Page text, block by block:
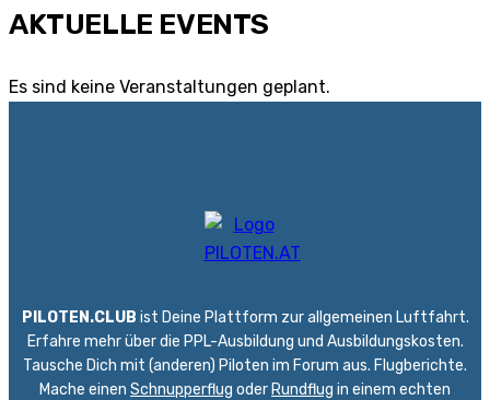
AKTUELLE EVENTS
Es sind keine Veranstaltungen geplant.
PILOTEN.CLUB ist Deine Plattform zur allgemeinen Luftfahrt.
Erfahre mehr über die PPL-Ausbildung und Ausbildungskosten.
Tausche Dich mit (anderen) Piloten im Forum aus. Flugberichte.
Mache einen Schnupperflug oder Rundflug in einem echten